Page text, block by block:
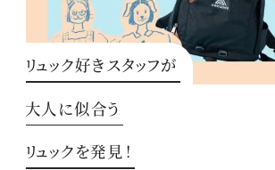
リュック好きスタッフが
大人に似合う
リュックを発見！